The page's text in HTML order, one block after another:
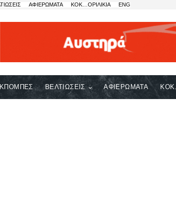
ΑΦΙΕΡΩΜΑΤΑ ΚΟΚ…ΟΡΙΛΙΚΙΑ ENG
ΒΕΛΤΙΩΣΕΙΣ ΑΦΙΕΡΩΜΑΤΑ